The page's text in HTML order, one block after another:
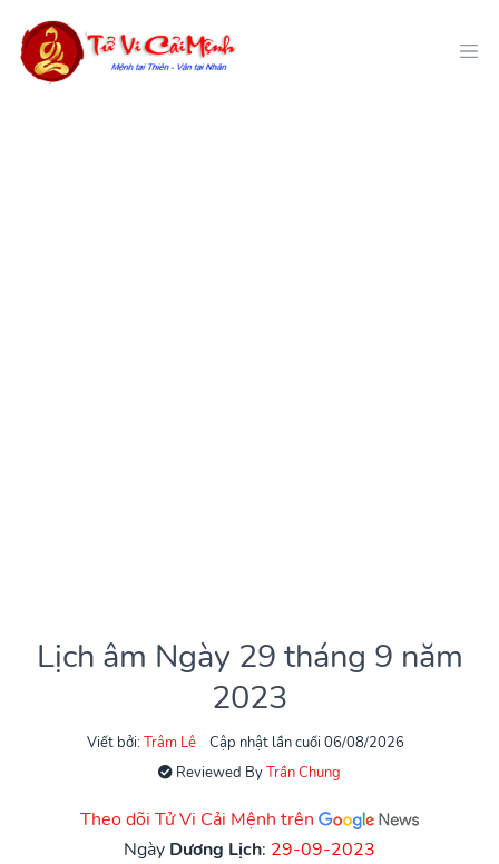
Lịch âm Ngày 29 tháng 9 năm
2023
Viết bởi: Trâm Lê
Cập nhật lần cuối 06/08/2026
Reviewed ByTrần Chung
Theo dõi Tử Vi Cải Mệnh trên
Ngày Dương Lịch: 29-09-2023